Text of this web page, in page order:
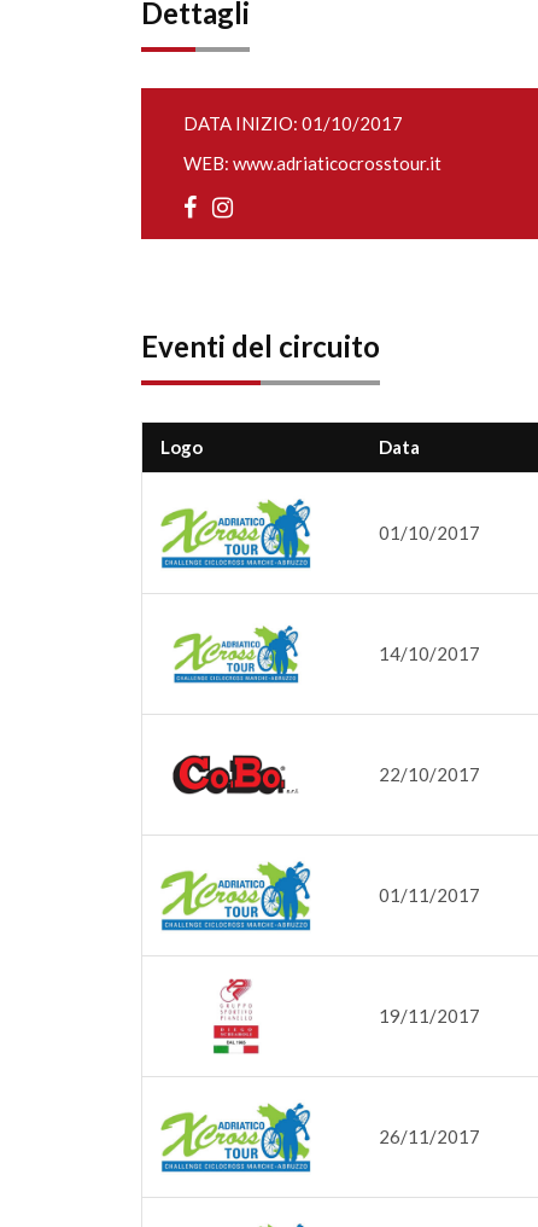
Dettagli
DATA INIZIO: 01/10/2017
WEB: www.adriaticocrosstour.it
Eventi del circuito
Logo Data
01/10/2017
14/10/2017
22/10/2017
01/11/2017
19/11/2017
26/11/2017